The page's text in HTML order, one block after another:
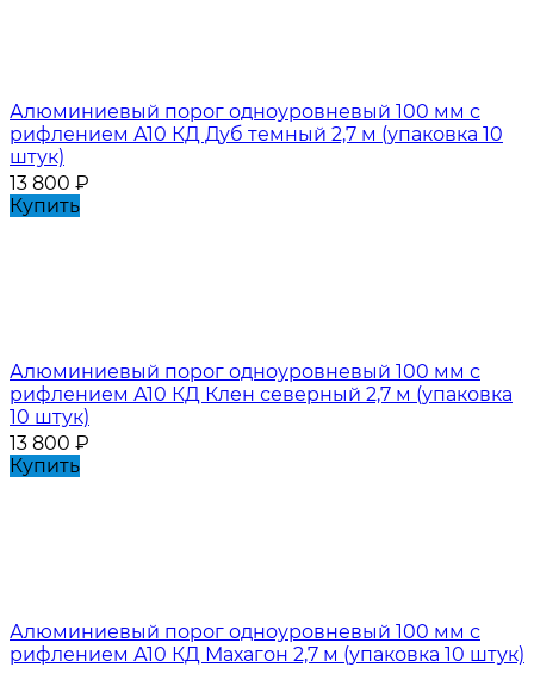
Алюминиевый порог одноуровневый 100 мм с
рифлением А10 КД Дуб темный 2,7 м (упаковка 10
штук)
13 800 ₽
Купить
Алюминиевый порог одноуровневый 100 мм с
рифлением А10 КД Клен северный 2,7 м (упаковка
10 штук)
13 800 ₽
Купить
Алюминиевый порог одноуровневый 100 мм с
рифлением А10 КД Махагон 2,7 м (упаковка 10 штук)